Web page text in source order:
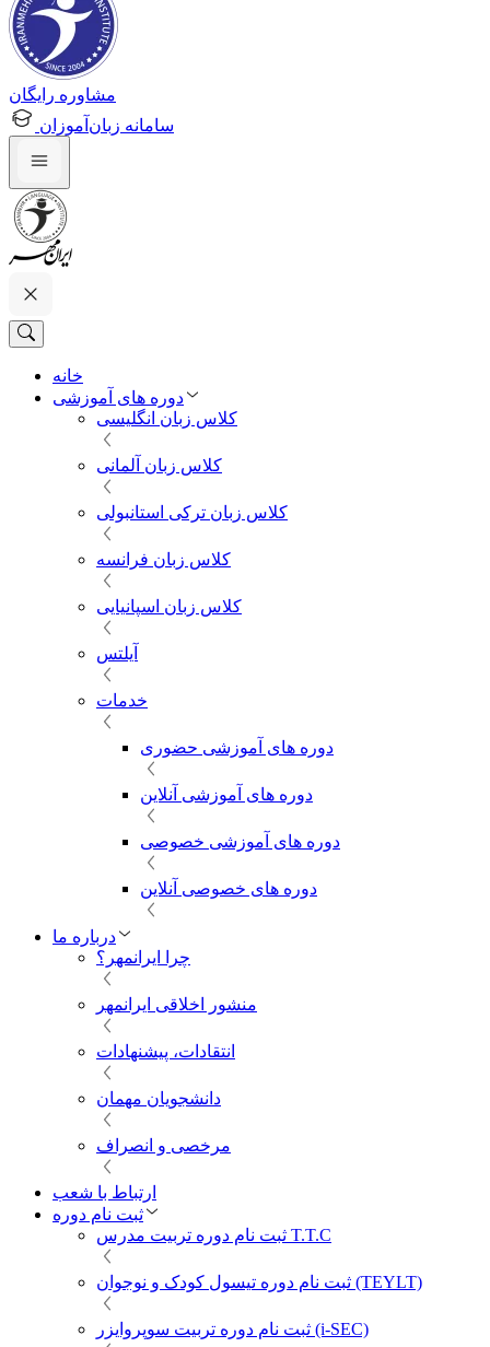
مشاوره رایگان
سامانه زبان‌آموزان
خانه
دوره های آموزشی
کلاس زبان انگلیسی
کلاس زبان آلمانی
کلاس زبان ترکی استانبولی
کلاس زبان فرانسه
کلاس زبان اسپانیایی
آیلتس
خدمات
دوره های آموزشی حضوری
دوره های آموزشی آنلاین
دوره های آموزشی خصوصی
دوره های خصوصی آنلاین
درباره ما
چرا ایرانمهر؟
منشور اخلاقی ایرانمهر
انتقادات، پیشنهادات
دانشجویان مهمان
مرخصی و انصراف
ارتباط با شعب
ثبت نام دوره
ثبت نام دوره تربیت مدرس T.T.C
ثبت نام دوره تیسول کودک و نوجوان (TEYLT)
ثبت نام دوره تربیت سوپروایزر (i-SEC)